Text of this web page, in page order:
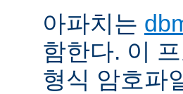
아파치는
함한다. 이
형식 암호파